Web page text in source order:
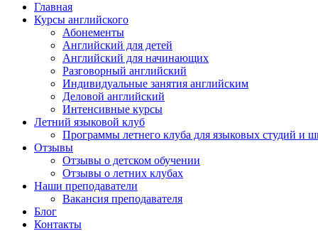
Главная
Курсы английского
Абонементы
Английский для детей
Английский для начинающих
Разговорный английский
Индивидуальные занятия английским
Деловой английский
Интенсивные курсы
Летний языковой клуб
Программы летнего клуба для языковых студий и
Отзывы
Отзывы о детском обучении
Отзывы о летних клубах
Наши преподаватели
Вакансия преподавателя
Блог
Контакты